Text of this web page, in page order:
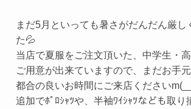
まだ5月といっても暑さがだんだん厳し
た💦
当店で夏服をご注文頂いた、中学生・
ご用意が出来ていますので、まだお手
都合の良いお時間にご来店ください
追加でﾎﾟﾛｼｬﾂや、半袖ﾜｲｼｬﾂなども取り